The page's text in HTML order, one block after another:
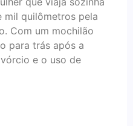
mil quilômetros pela
Com um mochilão
para trás após a
e o uso de